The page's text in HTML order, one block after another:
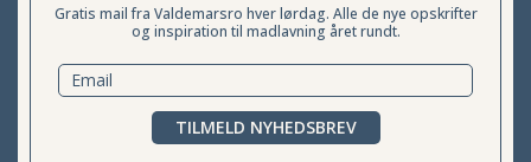
Gratis mail fra Valdemarsro hver lørdag. Alle de nye opskrifter
og inspiration til madlavning året rundt.
TILMELD NYHEDSBREV